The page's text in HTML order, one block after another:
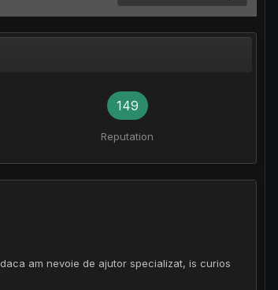
149
Reputation
am nevoie de ajutor specializat, is curios